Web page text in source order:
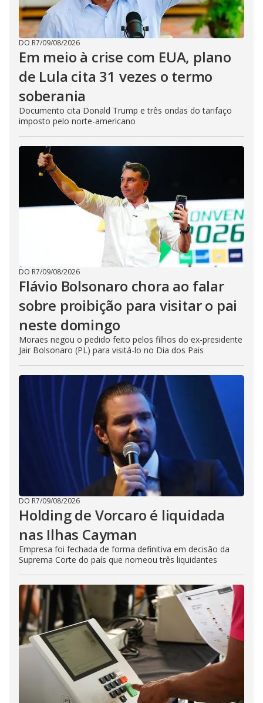
DO R7/09/08/2026
Em meio à crise com EUA, plano
de Lula cita 31 vezes o termo
soberania
Documento cita Donald Trump e três ondas do tarifaço
imposto pelo norte-americano
DO R7/09/08/2026
Flávio Bolsonaro chora ao falar
sobre proibição para visitar o pai
neste domingo
Moraes negou o pedido feito pelos filhos do ex-presidente
Jair Bolsonaro (PL) para visitá-lo no Dia dos Pais
DO R7/09/08/2026
Holding de Vorcaro é liquidada
nas Ilhas Cayman
Empresa foi fechada de forma definitiva em decisão da
Suprema Corte do país que nomeou três liquidantes